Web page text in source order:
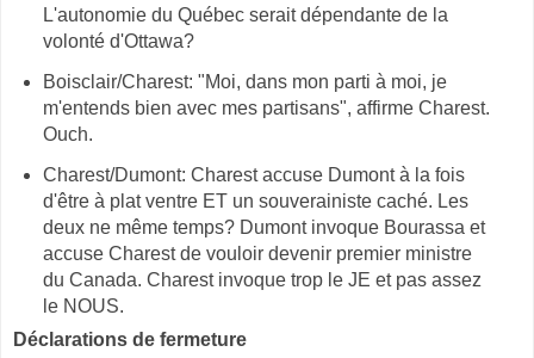
L'autonomie du Québec serait dépendante de la
volonté d'Ottawa?
Boisclair/Charest: "Moi, dans mon parti à moi, je
m'entends bien avec mes partisans", affirme Charest.
Ouch.
Charest/Dumont: Charest accuse Dumont à la fois
d'être à plat ventre ET un souverainiste caché. Les
deux ne même temps? Dumont invoque Bourassa et
accuse Charest de vouloir devenir premier ministre
du Canada. Charest invoque trop le JE et pas assez
le NOUS.
Déclarations de fermeture